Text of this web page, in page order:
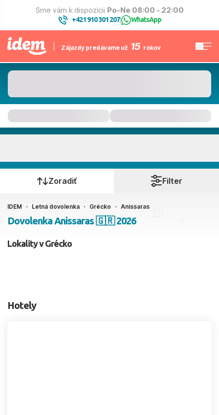
Sme vám k dispozícii Po-Ne 08:00 - 22:00
+421 910 301 207| WhatsApp
Zájazdy predávame už 15 rokov
Kedy cestujete?
Ako cestujete?
2 dospelí, 0 deti
Zoradiť Filter
IDEM Letná dovolenka Grécko Anissaras
Dovolenka Anissaras 🇬🇷 2026
Lokality v Grécko
Hotely